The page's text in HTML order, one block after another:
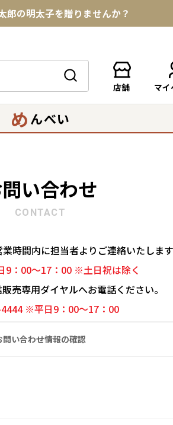
郎の明太子を贈りませんか？
たい方へ】ポストイン！めんべい
円！10,800円以上で送料無料
店舗 マ
め んべい
い合わせ
CONTACT
時間内に担当者よりご連絡いたしま
9：00～17：00 ※土日祝は除く
売専用ダイヤルへお電話ください。
※平日9：00～17：00
問い合わせ情報の確認